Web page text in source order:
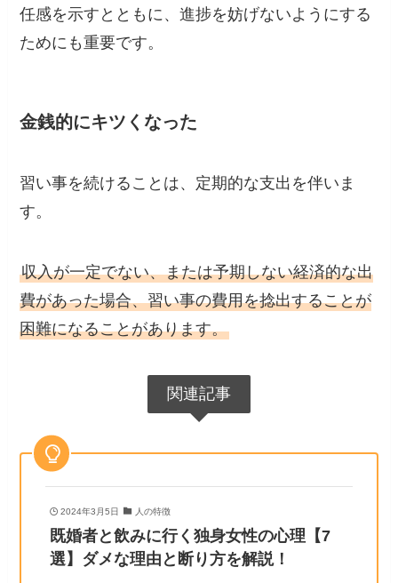
任感を示すとともに、進捗を妨げないようにする
ためにも重要です。
金銭的にキツくなった
習い事を続けることは、定期的な支出を伴いま
す。
収入が一定でない、または予期しない経済的な出
費があった場合、習い事の費用を捻出することが
困難になることがあります。
関連記事
2024年3月5日 人の特徴
既婚者と飲みに行く独身女性の心理【7
選】ダメな理由と断り方を解説！